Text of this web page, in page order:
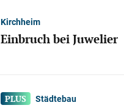
Kirchheim
Einbruch bei Juwelier
Städtebau